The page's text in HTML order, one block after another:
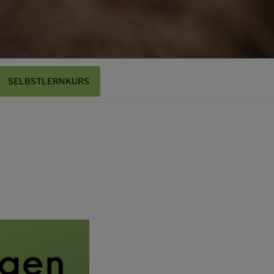
SELBSTLERNKURS